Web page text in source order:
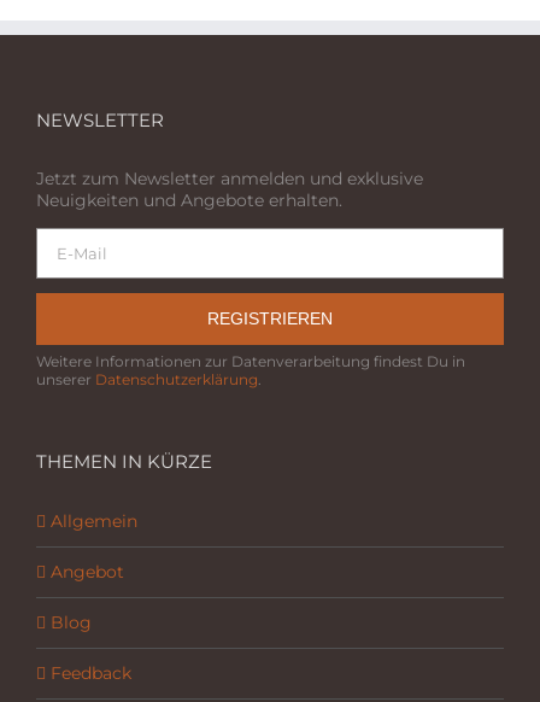
NEWSLETTER
Jetzt zum Newsletter anmelden und exklusive
Neuigkeiten und Angebote erhalten.
REGISTRIEREN
Weitere Informationen zur Datenverarbeitung findest Du in
unserer Datenschutzerklärung
THEMEN IN KÜRZE
Allgemein
Angebot
Blog
Feedback